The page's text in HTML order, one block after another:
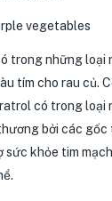
trong những loại
tím cho rau củ.
có trong loại
bởi các
sức khỏe tim